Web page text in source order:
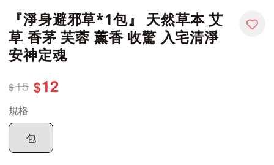
『淨身避邪草*1包』 天然草本 艾
草 香茅 芙蓉 薰香 收驚 入宅清淨
安神定魂
$15 $12
規格
包